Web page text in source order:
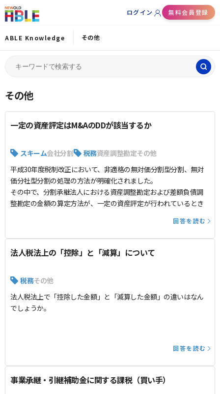
ログイン 無料会員登録
ABLE Knowledge その他
for:
その他
一定の資産評定はM&AのDDが該当するか
スキーム会社分割 税務資産調整勘定その他
平成30年度税制改正において、非適格の無対価分割型分割、無対
価分社型分割の処理の方法が明確化されました。
その中で、分割承継法人における資産調整勘定および差額負債調
整勘定の金額の算定方法が、一定の資産評定が行われているとき
この「一定の資産評定」というのは、いわゆるM&Aのプロセスに
おけるDD（デューデリジェンス）も該当するのでしょうか。
回答を読む
法人税法上の「控除」と「減算」について
税務その他
法人税法上で「控除した金額」と「減算した金額」の違いはなん
でしょうか。
回答を読む
事業承継・引継補助金に関する課税（買い手）